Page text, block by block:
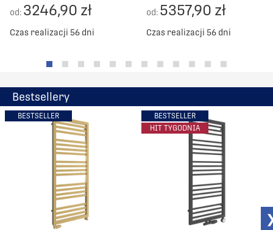
od: 3246,90 zł
Czas realizacji 56 dni
od: 5357,90 zł
Czas realizacji 56 dni
Bestsellery
BESTSELLER
BESTSELLER
HIT TYGODNIA